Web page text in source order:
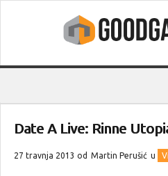
Date A Live: Rinne
27 travnja 2013 od Martin Perušić u